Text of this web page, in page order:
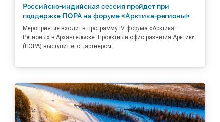
Российско-индийская сессия пройдет при
поддержке ПОРА на форуме «Арктика-регионы»
Мероприятие входит в программу IV форума «Арктика –
Регионы» в Архангельске. Проектный офис развития Арктики
(ПОРА) выступит его партнером.